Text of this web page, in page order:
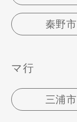
秦野市
マ行
三浦市